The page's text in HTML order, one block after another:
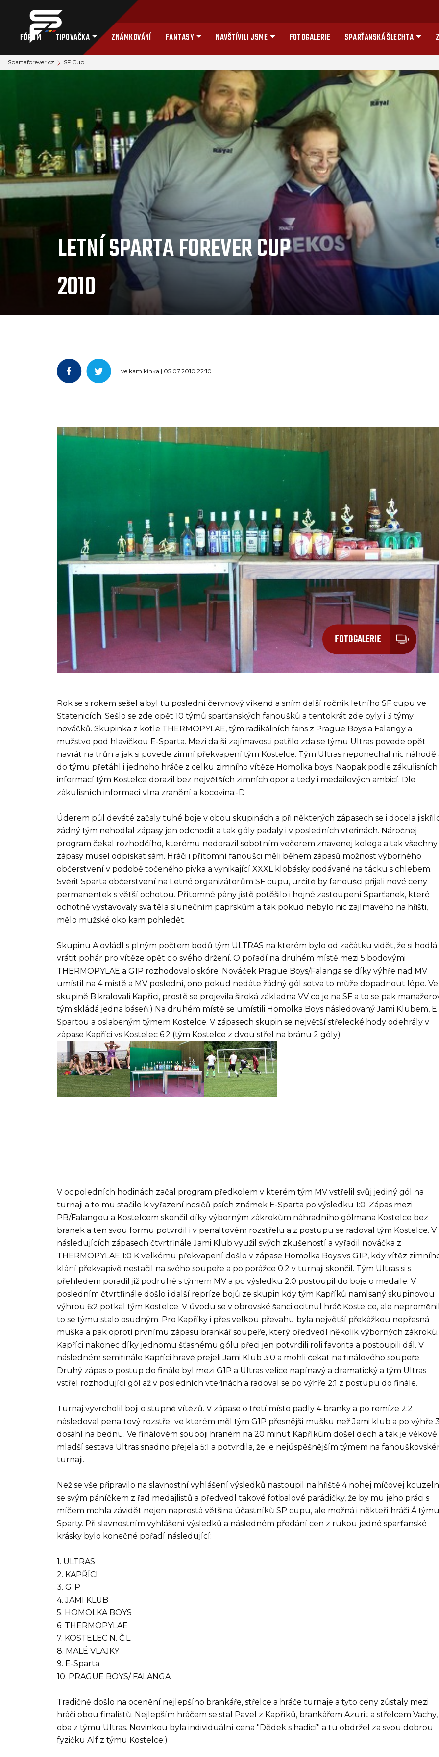
FÓRUM TIPOVAČKA ZNÁMKOVÁNÍ FANTASY NAVŠTÍVILI JSME FOTOGALERIE SPARŤANSKÁ ŠLECHTA
Spartaforever.cz SF Cup
LETNÍ SPARTA FOREVER CUP
2010
velkamikinka | 05.07.2010 22:10
FOTOGALERIE
Rok se s rokem sešel a byl tu poslední červnový víkend a sním další ročník letního SF cupu ve
Statenicích. Sešlo se zde opět 10 týmů sparťanských fanoušků a tentokrát zde byly i 3 týmy
nováčků. Skupinka z kotle THERMOPYLAE, tým radikálních fans z Prague Boys a Falangy a
mužstvo pod hlavičkou E-Sparta. Mezi další zajímavosti patřilo zda se týmu Ultras povede opět
navrát na trůn a jak si povede zimní překvapení tým Kostelce. Tým Ultras neponechal nic náhodě
do týmu přetáhl i jednoho hráče z celku zimního vítěze Homolka boys. Naopak podle zákulisních
informací tým Kostelce dorazil bez největších zimních opor a tedy i medailových ambicí. Dle
zákulisních informací vlna zranění a kocovina:-D
Úderem půl deváté začaly tuhé boje v obou skupinách a při některých zápasech se i docela
žádný tým nehodlal zápasy jen odchodit a tak góly padaly i v posledních vteřinách. Náročnej
program čekal rozhodčího, kterému nedorazil sobotním večerem znavenej kolega a tak všechny
zápasy musel odpískat sám. Hráči i přítomní fanoušci měli během zápasů možnost výborného
občerstvení v podobě točeného pivka a vynikající XXXL klobásky podávané na tácku s chlebem.
Svěřit Sparta občerstvení na Letné organizátorům SF cupu, určitě by fanoušci přijali nové ceny
permanentek s větší ochotou. Přítomné pány jistě potěšilo i hojné zastoupení Sparťanek, které
ochotně vystavovaly svá těla slunečním paprskům a tak pokud nebylo nic zajímavého na hřišti,
mělo mužské oko kam pohledět.
Skupinu A ovládl s plným počtem bodů tým ULTRAS na kterém bylo od začátku vidět, že si hodlá
vrátit pohár pro vítěze opět do svého držení. O pořadí na druhém místě mezi 5 bodovými
THERMOPYLAE a G1P rozhodovalo skóre. Nováček Prague Boys/Falanga se díky výhře nad MV
umístil na 4 místě a MV poslední, ono pokud nedáte žádný gól sotva to může dopadnout lépe. Ve
skupině B kralovali Kapříci, prostě se projevila široká základna VV co je na SF a to se pak
tým skládá jedna báseň:) Na druhém místě se umístili Homolka Boys následovaný Jami Klubem, E
Spartou a oslabeným týmem Kostelce. V zápasech skupin se největší střelecké hody odehrály v
zápase Kapříci vs Kostelec 6:2 (tým Kostelce z dvou střel na bránu 2 góly).
V odpoledních hodinách začal program předkolem v kterém tým MV vstřelil svůj jediný gól na
turnaji a to mu stačilo k vyřazení nosičů psích známek E-Sparta po výsledku 1:0. Zápas mezi
PB/Falangou a Kostelcem skončil díky výborným zákrokům náhradního gólmana Kostelce bez
branek a ten svou formu potvrdil i v penaltovém rozstřelu a z postupu se radoval tým Kostelce. V
následujících zápasech čtvrtfinále Jami Klub využil svých zkušeností a vyřadil nováčka z
THERMOPYLAE 1:0 K velkému překvapení došlo v zápase Homolka Boys vs G1P, kdy vítěz
klání překvapivě nestačil na svého soupeře a po porážce 0:2 v turnaji skončil. Tým Ultras si s
přehledem poradil již podruhé s týmem MV a po výsledku 2:0 postoupil do boje o medaile. V
posledním čtvrtfinále došlo i další repríze bojů ze skupin kdy tým Kapříků namlsaný skupinovou
výhrou 6:2 potkal tým Kostelce. V úvodu se v obrovské šanci ocitnul hráč Kostelce, ale
to se týmu stalo osudným. Pro Kapříky i přes velkou převahu byla největší překážkou nepřesná
muška a pak oproti prvnímu zápasu brankář soupeře, který předvedl několik výborných zákroků.
Kapříci nakonec díky jednomu šťasnému gólu přeci jen potvrdili roli favorita a postoupili dál. V
následném semifinále Kapříci hravě přejeli Jami Klub 3:0 a mohli čekat na finálového soupeře.
Druhý zápas o postup do finále byl mezi G1P a Ultras velice napínavý a dramatický a tým Ultras
vstřel rozhodující gól až v posledních vteřinách a radoval se po výhře 2:1 z postupu do finále.
Turnaj vyvrcholil boji o stupně vítězů. V zápase o třetí místo padly 4 branky a po remíze 2:2
následoval penaltový rozstřel ve kterém měl tým G1P přesnější mušku než Jami klub a po výhře
dosáhl na bednu. Ve finálovém souboji hraném na 20 minut Kapříkům došel dech a tak je věkově
mladší sestava Ultras snadno přejela 5:1 a potvrdila, že je nejúspěšnějším týmem na
turnaji.
Než se vše připravilo na slavnostní vyhlášení výsledků nastoupil na hřiště 4 nohej míčovej
se svým páníčkem z řad medajlistů a předvedl takové fotbalové parádičky, že by mu jeho práci s
míčem mohla závidět nejen naprostá většina účastníků SP cupu, ale možná i někteří hráči Á
Sparty. Při slavnostním vyhlášení výsledků a následném předání cen z rukou jedné sparťanské
krásky bylo konečné pořadí následující:
1. ULTRAS
2. KAPŘÍCI
3. G1P
4. JAMI KLUB
5. HOMOLKA BOYS
6. THERMOPYLAE
7. KOSTELEC N. Č.L.
8. MALÉ VLAJKY
9. E-Sparta
10. PRAGUE BOYS/ FALANGA
Tradičně došlo na ocenění nejlepšího brankáře, střelce a hráče turnaje a tyto ceny zůstaly mezi
hráči obou finalistů. Nejlepším hráčem se stal Pavel z Kapříků, brankářem Azurit a střelcem Vachy,
oba z týmu Ultras. Novinkou byla individuální cena "Dědek s hadicí" a tu obdržel za svou dobrou
fyzičku Alf z týmu Kostelce:)